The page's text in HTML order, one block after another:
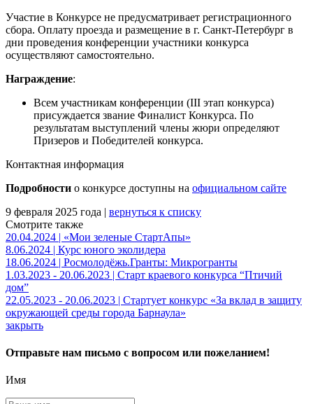
Участие в Конкурсе не предусматривает регистрационного
сбора. Оплату проезда и размещение в г. Санкт-Петербург в
дни проведения конференции участники конкурса
осуществляют самостоятельно.
Награждение:
Всем участникам конференции (III этап конкурса)
присуждается звание Финалист Конкурса. По
результатам выступлений члены жюри определяют
Призеров и Победителей конкурса.
Контактная информация
Подробности о конкурсе доступны на официальном сайте
9 февраля 2025 года | вернуться к списку
Смотрите также
20.04.2024 | «Мои зеленые СтартАпы»
8.06.2024 | Курс юного эколидера
18.06.2024 | Росмолодёжь.Гранты: Микрогранты
1.03.2023 - 20.06.2023 | Старт краевого конкурса “Птичий
дом”
22.05.2023 - 20.06.2023 | Стартует конкурс «За вклад в защиту
окружающей среды города Барнаула»
закрыть
Отправьте нам письмо с вопросом или пожеланием!
Имя